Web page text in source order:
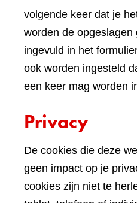
volgende keer dat je
worden de opgeslagen
ingevuld in het
ook worden ingesteld
een keer mag worden
Privacy
De cookies die deze
geen impact op je
cookies zijn niet te